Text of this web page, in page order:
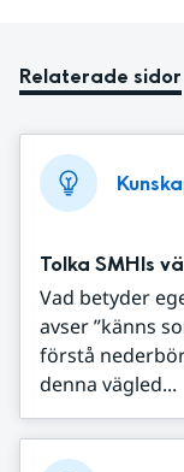
Relaterade sidor
Tolka SMHIs
Vad betyder
avser ”känns
förstå
denna vägled...